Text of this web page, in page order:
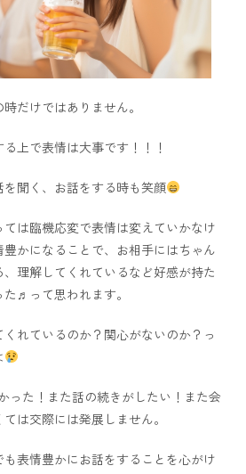
だけではありません。
上で表情は大事です！！！
聞く、お話をする時も笑顔
は臨機応変で表情は変えていかなけ
かになることで、お相手にはちゃん
理解してくれているなど好感が持た
♬って思われます。
れているのか？関心がないのか？っ
った！また話の続きがしたい！また会
は交際には発展しません。
表情豊かにお話をすることを心がけ